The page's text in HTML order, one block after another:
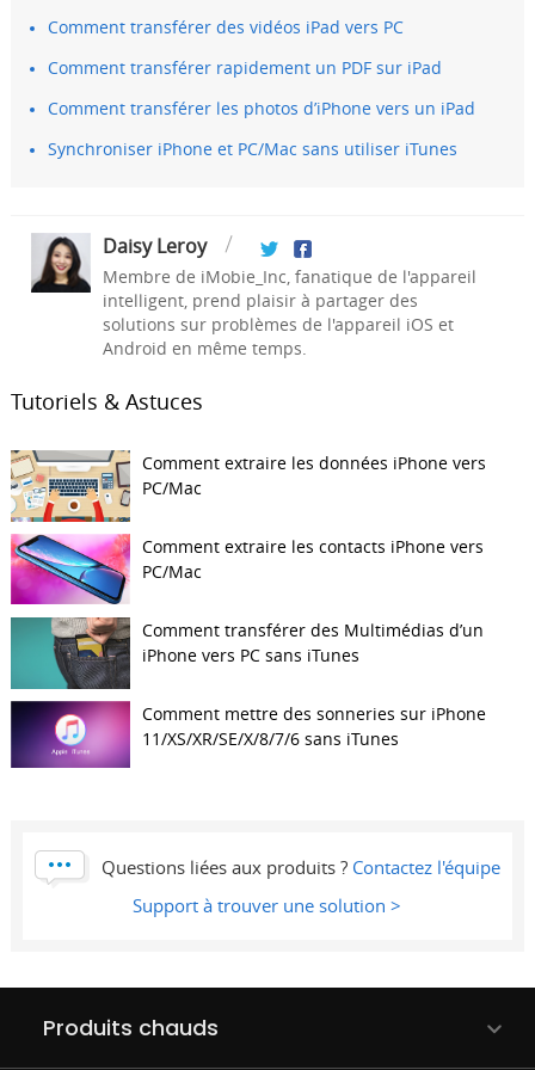
Comment transférer des vidéos iPad vers PC
Comment transférer rapidement un PDF sur iPad
Comment transférer les photos d’iPhone vers un iPad
Synchroniser iPhone et PC/Mac sans utiliser iTunes
Daisy Leroy
Membre de iMobie_Inc, fanatique de l'appareil
intelligent, prend plaisir à partager des
solutions sur problèmes de l'appareil iOS et
Android en même temps.
Tutoriels & Astuces
Comment extraire les données iPhone vers
PC/Mac
Comment extraire les contacts iPhone vers
PC/Mac
Comment transférer des Multimédias d’un
iPhone vers PC sans iTunes
Comment mettre des sonneries sur iPhone
11/XS/XR/SE/X/8/7/6 sans iTunes
Questions liées aux produits ? Contactez l'équipe
Support à trouver une solution >
Produits chauds